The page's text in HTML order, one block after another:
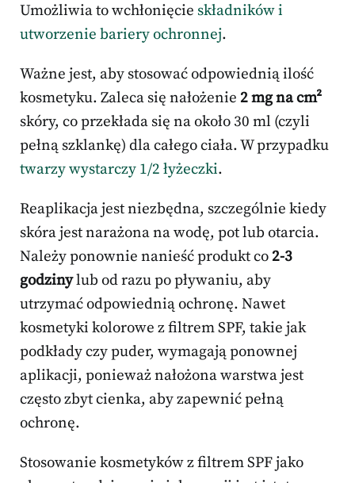
Umożliwia to wchłonięcie składników i
utworzenie bariery ochronnej.
Ważne jest, aby stosować odpowiednią ilość
kosmetyku. Zaleca się nałożenie 2 mg na cm²
skóry, co przekłada się na około 30 ml (czyli
pełną szklankę) dla całego ciała. W przypadku
twarzy wystarczy 1/2 łyżeczki.
Reaplikacja jest niezbędna, szczególnie kiedy
skóra jest narażona na wodę, pot lub otarcia.
Należy ponownie nanieść produkt co 2-3
godzinylub od razu po pływaniu, aby
utrzymać odpowiednią ochronę. Nawet
kosmetyki kolorowe z filtrem SPF, takie jak
podkłady czy puder, wymagają ponownej
aplikacji, ponieważ nałożona warstwa jest
często zbyt cienka, aby zapewnić pełną
ochronę.
Stosowanie kosmetyków z filtrem SPF jako